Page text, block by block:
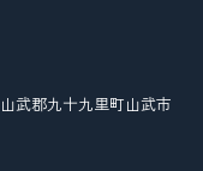
山武郡九十九里町山武市